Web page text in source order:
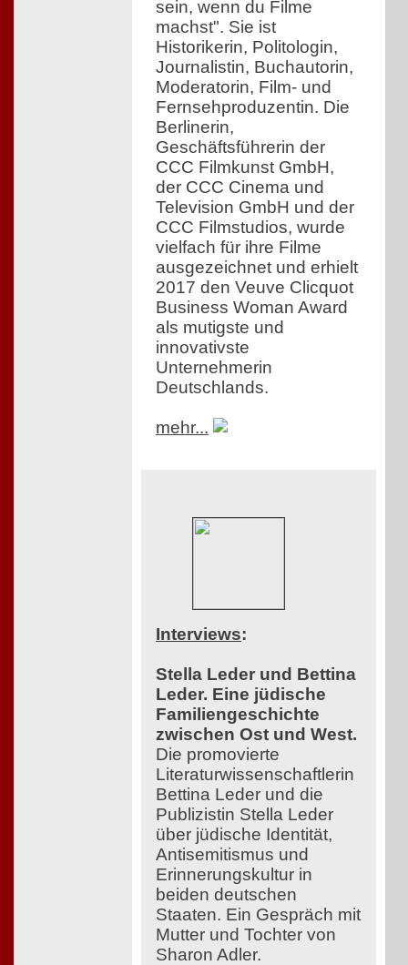
sein, wenn du Filme
machst". Sie ist
Historikerin, Politologin,
Journalistin, Buchautorin,
Moderatorin, Film- und
Fernsehproduzentin. Die
Berlinerin,
Geschäftsführerin der
CCC Filmkunst GmbH,
der CCC Cinema und
Television GmbH und der
CCC Filmstudios, wurde
vielfach für ihre Filme
ausgezeichnet und erhielt
2017 den Veuve Clicquot
Business Woman Award
als mutigste und
innovativste
Unternehmerin
Deutschlands.
mehr...
Interviews:
Stella Leder und Bettina
Leder. Eine jüdische
Familiengeschichte
zwischen Ost und West.
Die promovierte
Literaturwissenschaftlerin
Bettina Leder und die
Publizistin Stella Leder
über jüdische Identität,
Antisemitismus und
Erinnerungskultur in
beiden deutschen
Staaten. Ein Gespräch mit
Mutter und Tochter von
Sharon Adler.